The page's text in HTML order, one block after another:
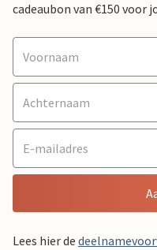
cadeaubon van €150 voor
Lees hier de